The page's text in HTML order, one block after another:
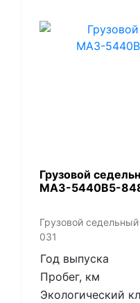
​Грузовой
МАЗ-5440В5-
​Грузовой
031
Год выпуска
Пробег, км
Экологический